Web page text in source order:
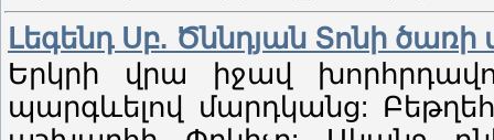
Լեգենդ Սբ. Ծննդյան Տոնի ծառի
Երկրի վրա իջավ
պարգևելով մարդկանց: